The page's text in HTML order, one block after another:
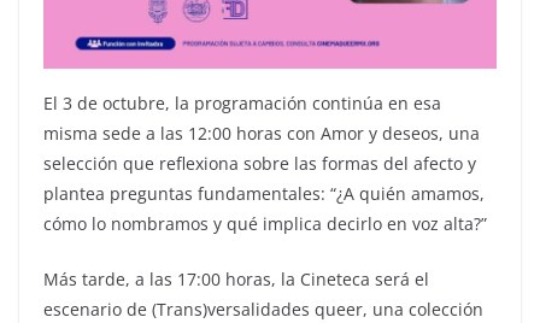
El 3 de octubre, la programación continúa en esa
misma sede a las 12:00 horas con Amor y deseos, una
selección que reflexiona sobre las formas del afecto y
plantea preguntas fundamentales: “¿A quién amamos,
cómo lo nombramos y qué implica decirlo en voz alta?”
Más tarde, a las 17:00 horas, la Cineteca será el
escenario de (Trans)versalidades queer, una colección